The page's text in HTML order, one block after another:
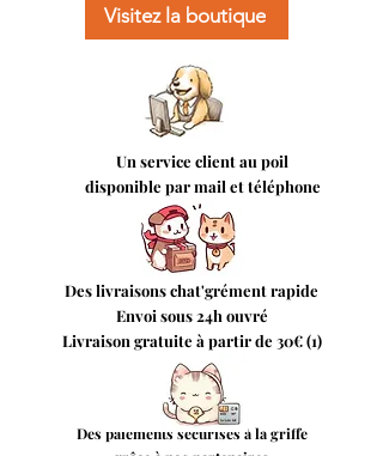
Visitez la boutique
Un service client au poil
disponible par mail et téléphone
Des livraisons chat'grément rapide
Envoi sous 24h ouvré
Livraison gratuite à partir de 30€ (1)
Des paiements sécurisés à la griffe